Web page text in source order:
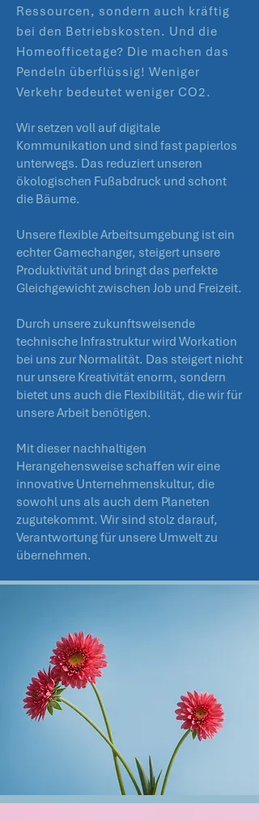
Ressourcen, sondern auch kräftig
bei den Betriebskosten. Und die
Homeofficetage? Die machen das
Pendeln überflüssig! Weniger
Verkehr bedeutet weniger CO2.
Wir setzen voll auf digitale
Kommunikation und sind fast papierlos
unterwegs. Das reduziert unseren
ökologischen Fußabdruck und schont
die Bäume.
Unsere flexible Arbeitsumgebung ist ein
echter Gamechanger, steigert unsere
Produktivität und bringt das perfekte
Gleichgewicht zwischen Job und Freizeit.
Durch unsere zukunftsweisende
technische Infrastruktur wird Workation
bei uns zur Normalität. Das steigert nicht
nur unsere Kreativität enorm, sondern
bietet uns auch die Flexibilität, die wir für
unsere Arbeit benötigen.
Mit dieser nachhaltigen
Herangehensweise schaffen wir eine
innovative Unternehmenskultur, die
sowohl uns als auch dem Planeten
zugutekommt. Wir sind stolz darauf,
Verantwortung für unsere Umwelt zu
übernehmen.